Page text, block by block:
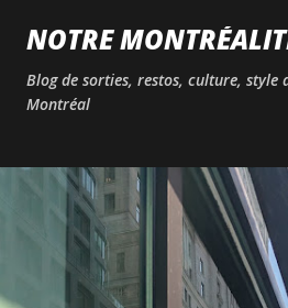
Passer au contenu
NOTRE
Blog de sorties, restos, culture, style
Montréal